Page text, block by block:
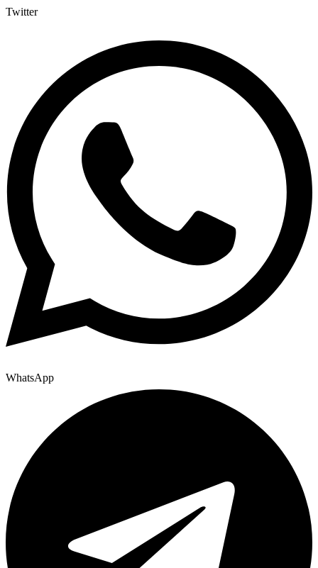
Twitter
WhatsApp